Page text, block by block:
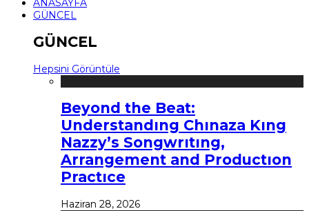
ANASAYFA
GÜNCEL
GÜNCEL
Hepsini Görüntüle
Beyond the Beat:
Understandıng Chınaza Kıng
Nazzy’s Songwrıtıng,
Arrangement and Productıon
Practıce
Haziran 28, 2026